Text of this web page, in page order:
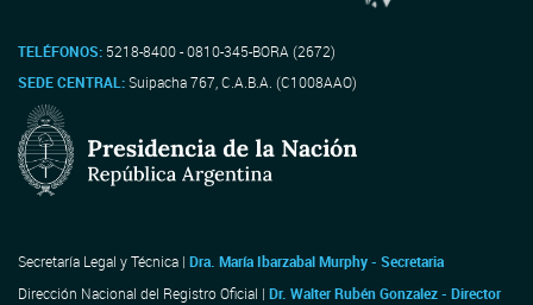
TELÉFONOS: 5218-8400 - 0810-345-BORA (2672)
SEDE CENTRAL:Suipacha 767, C.A.B.A. (C1008AAO)
Secretaría Legal y Técnica | Dra. María Ibarzabal Murphy - Secretaria
Dirección Nacional del Registro Oficial | Dr. Walter Rubén Gonzalez - Director